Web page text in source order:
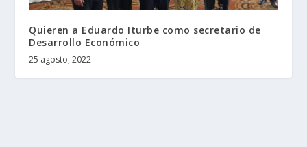
Quieren a Eduardo Iturbe como secretario de
Desarrollo Económico
25 agosto, 2022